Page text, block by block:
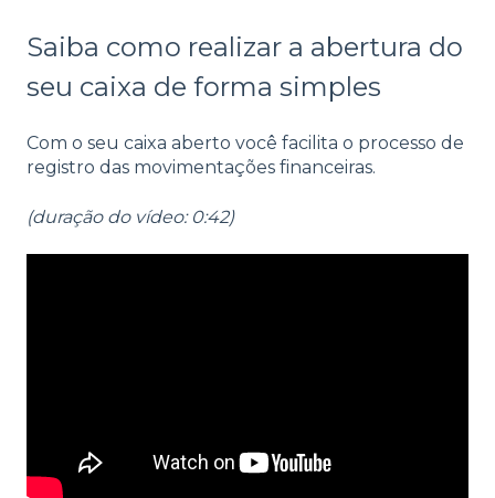
Saiba como realizar a abertura do
seu caixa de forma simples
Com o seu caixa aberto você facilita o processo de
registro das movimentações financeiras.
(duração do vídeo: 0:42)